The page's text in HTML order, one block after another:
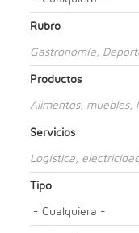
Rubro
Productos
Servicios
Tipo